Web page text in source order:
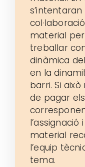
material
treballar
dinàmica
en la
barri. Si
de pagar
material
l’equip
tema.